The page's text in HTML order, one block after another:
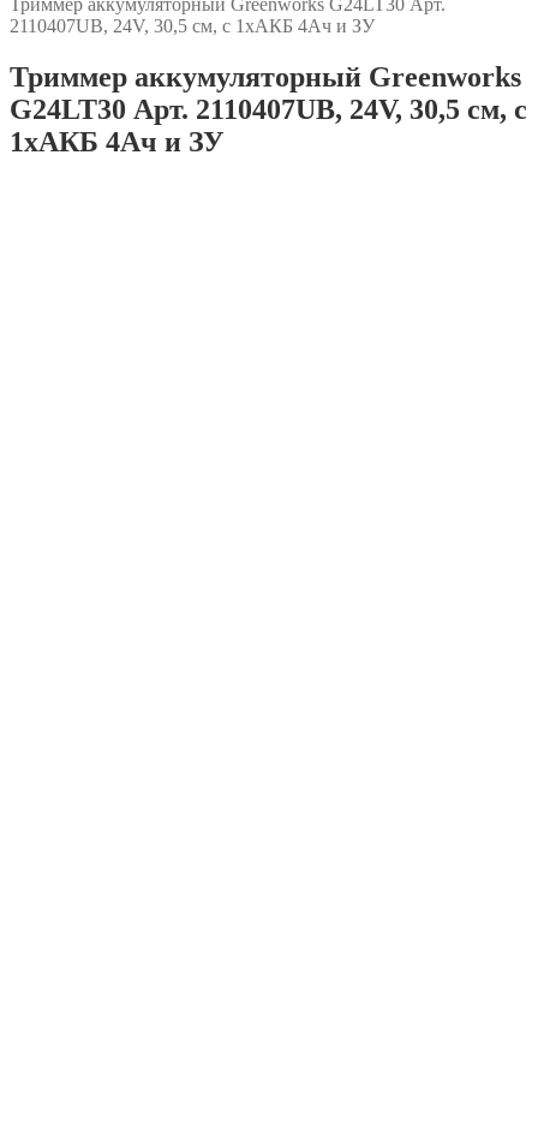
Триммер аккумуляторный Greenworks G24LT30 Арт.
2110407UB, 24V, 30,5 см, с 1хАКБ 4Ач и ЗУ
Триммер аккумуляторный Greenworks
G24LT30 Арт. 2110407UB, 24V, 30,5 см, с
1хАКБ 4Ач и ЗУ